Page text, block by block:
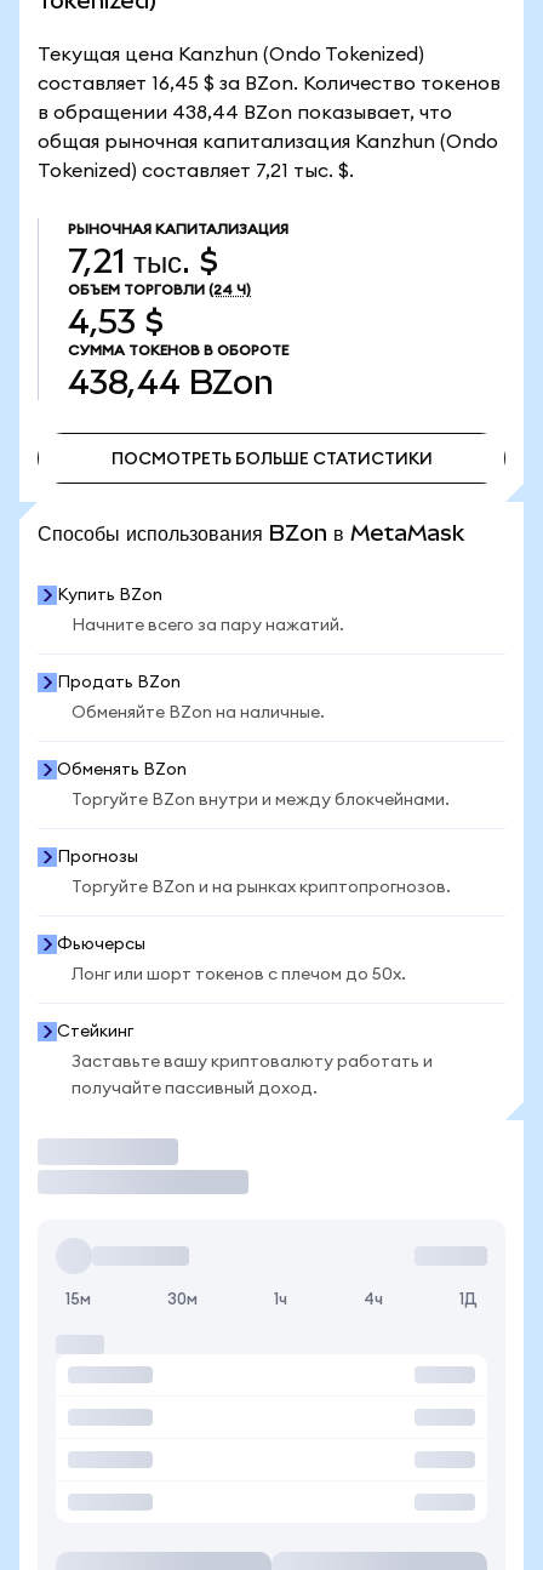
Текущая цена Kanzhun (Ondo Tokenized)
составляет 16,45 $ за BZon. Количество токенов
в обращении 438,44 BZon показывает, что
общая рыночная капитализация Kanzhun (Ondo
Tokenized) составляет 7,21 тыс. $.
РЫНОЧНАЯ КАПИТАЛИЗАЦИЯ
7,21 тыс. $
ОБЪЕМ ТОРГОВЛИ (24 Ч)
4,53 $
СУММА ТОКЕНОВ В ОБОРОТЕ
438,44 BZon
ПОСМОТРЕТЬ БОЛЬШЕ СТАТИСТИКИ
Способы использования BZon в MetaMask
Купить BZon
Начните всего за пару нажатий.
Продать BZon
Обменяйте BZon на наличные.
Обменять BZon
Торгуйте BZon внутри и между блокчейнами.
Прогнозы
Торгуйте BZon и на рынках криптопрогнозов.
Фьючерсы
Лонг или шорт токенов с плечом до 50x.
Стейкинг
Заставьте вашу криптовалюту работать и
получайте пассивный доход.
15м 30м 1ч 4ч 1Д